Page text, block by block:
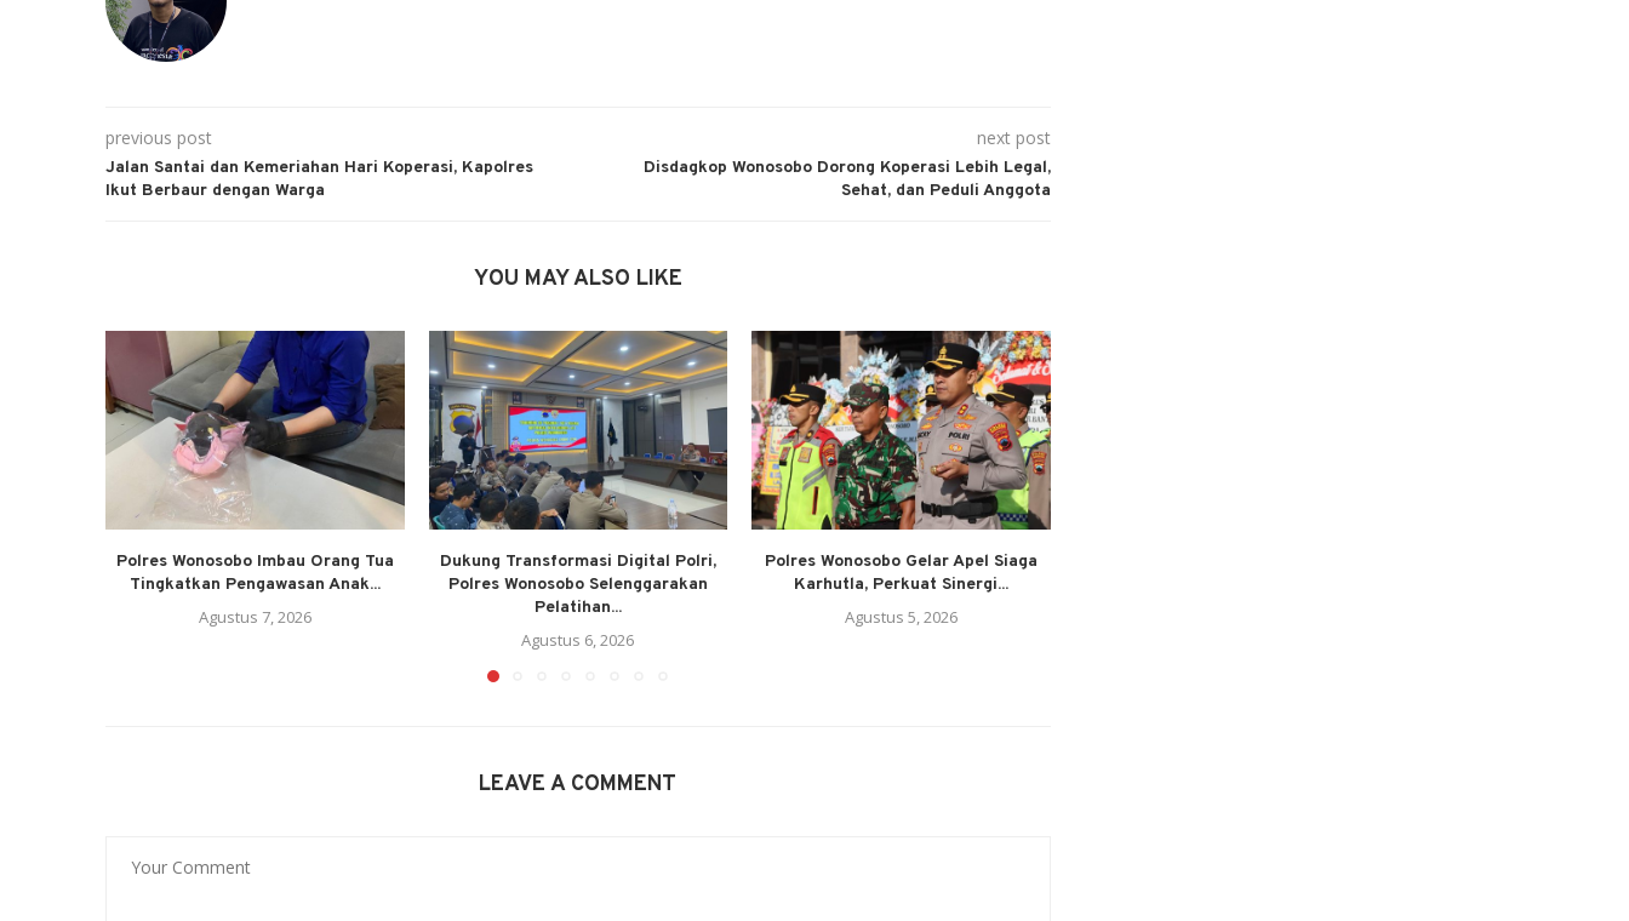
previous post
Jalan Santai dan Kemeriahan Hari Koperasi, Kapolres
Ikut Berbaur dengan Warga
next post
Disdagkop Wonosobo Dorong Koperasi Lebih Legal,
Sehat, dan Peduli Anggota
YOU MAY ALSO LIKE
Polres Wonosobo Imbau Orang Tua
Tingkatkan Pengawasan Anak...
Agustus 7, 2026
Dukung Transformasi Digital Polri,
Polres Wonosobo Selenggarakan
Pelatihan...
Agustus 6, 2026
Polres Wonosobo Gelar Apel Siaga
Karhutla, Perkuat Sinergi...
Agustus 5, 2026
LEAVE A COMMENT